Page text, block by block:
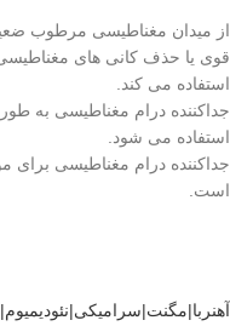
از میدان مغناطیسی مرطوب
قوی یا حذف کانی های
استفاده می کند.
جداکننده درام مغناطیسی به
استفاده می شود.
جداکننده درام مغناطیسی برای
است.